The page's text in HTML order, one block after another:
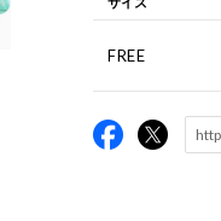
FREE